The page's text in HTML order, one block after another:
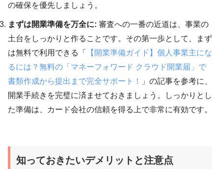
の確保を優先しましょう。
まずは開業準備を万全に: 審査への一番の近道は、事業の
土台をしっかりと作ることです。その第一歩として、まず
は無料で利用できる「
【開業準備ガイド】個人事業主にな
るには？無料の「マネーフォワード クラウド開業届」で
書類作成から提出まで完全サポート！
」の記事を参考に、
開業手続きを完璧に済ませておきましょう。しっかりとし
た準備は、カード会社の信頼を得る上で非常に有効です。
知っておきたいデメリットと注意点